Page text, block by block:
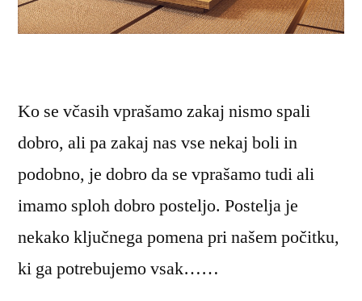
Ko se včasih vprašamo zakaj nismo spali
dobro, ali pa zakaj nas vse nekaj boli in
podobno, je dobro da se vprašamo tudi ali
imamo sploh dobro posteljo. Postelja je
nekako ključnega pomena pri našem počitku,
ki ga potrebujemo vsak……